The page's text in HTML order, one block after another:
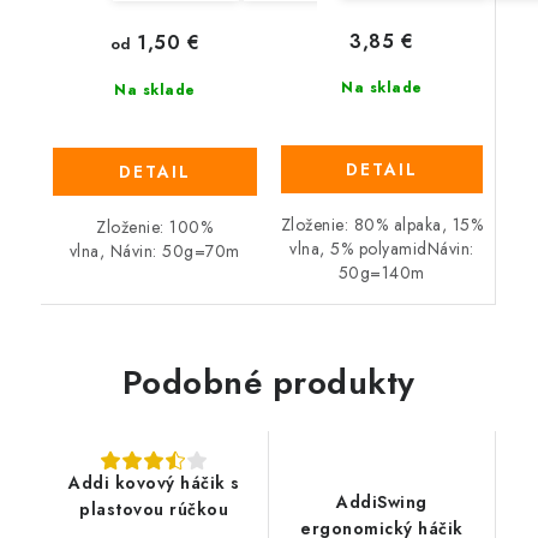
Na sklade
od 1,50 €
DETAIL
Zloženie: 100%
vlna, Návin: 50g=70m
Na sklade
3,85 €
DETAIL
Zloženie: 80% alpaka, 15%
vlna, 5% polyamidNávin:
50g=140m
Podobné produkty
Addi kovový háčik s
plastovou rúčkou
AddiSwing
ergonomický háčik